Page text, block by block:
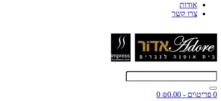
אודות
צרו קשר
0 פריט\ים - ₪0.00
0